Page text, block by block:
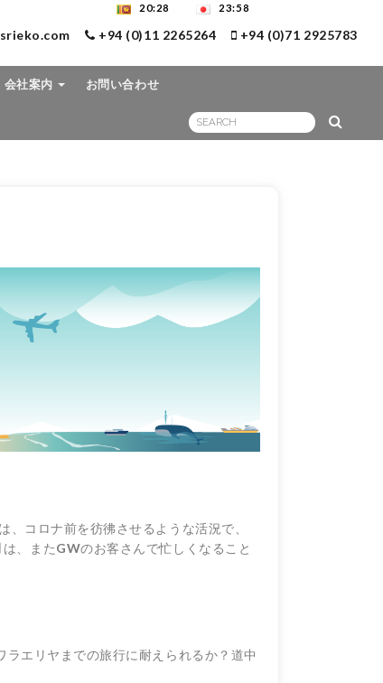
会社案内 お問い合わせ
+94 (0)11 2265264 +94 (0)71 2925783
20:28 23:58
は、コロナ前を彷彿させるような活況で、
は、またGWのお客さんで忙しくなること
エリヤまでの旅行に耐えられるか？道中